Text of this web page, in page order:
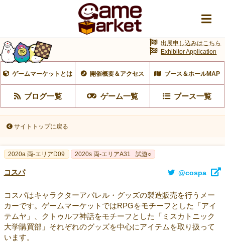
ゲームマーケットとは 開催概要＆アクセス ブース＆ホールMAP
ブログ一覧 ゲーム一覧 ブース一覧
出展申し込みはこちら
Exhibitor Application
サイトトップに戻る
2020a 両-エリアD09 2020s 両-エリアA31 試遊○
コスパ @cospa
コスパはキャラクターアパレル・グッズの製造販売を行うメー
カーです。ゲームマーケットではRPGをモチーフとした「アイ
テムヤ」、クトゥルフ神話をモチーフとした「ミスカトニック
大学購買部」それぞれのグッズを中心にアイテムを取り扱って
います。